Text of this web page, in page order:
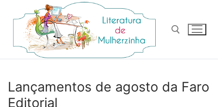
para
conteúdo
Lançamentos de agosto da Faro
Editorial